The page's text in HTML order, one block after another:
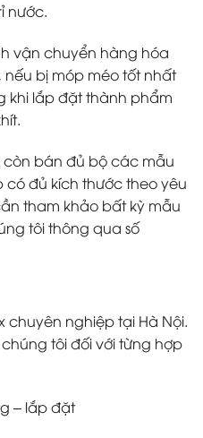
nước.
vận chuyển hàng hóa
bị móp méo tốt nhất
khi lắp đặt thành phẩm
bán đủ bộ các mẫu
đủ kích thước theo yêu
tham khảo bất kỳ mẫu
tôi thông qua số
chuyên nghiệp tại Hà Nội.
tôi đối với từng hợp
– lắp đặt